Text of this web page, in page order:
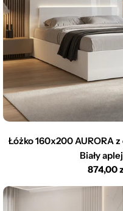
Łóżko 160x200 AURORA
Biały
Cena
874,00